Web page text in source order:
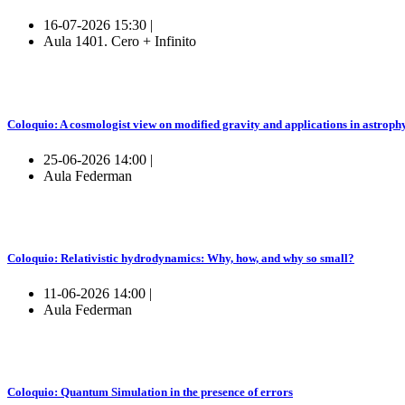
16-07-2026 15:30 |
Aula 1401. Cero + Infinito
Coloquio: A cosmologist view on modified gravity and applications in
25-06-2026 14:00 |
Aula Federman
Coloquio: Relativistic hydrodynamics: Why, how, and why so small?
11-06-2026 14:00 |
Aula Federman
Coloquio: Quantum Simulation in the presence of errors